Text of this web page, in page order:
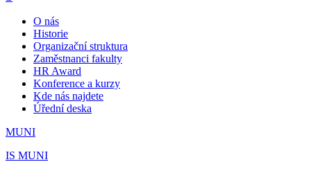
O nás
Historie
Organizační struktura
Zaměstnanci fakulty
HR Award
Konference a kurzy
Kde nás najdete
Úřední deska
MUNI
IS MUNI